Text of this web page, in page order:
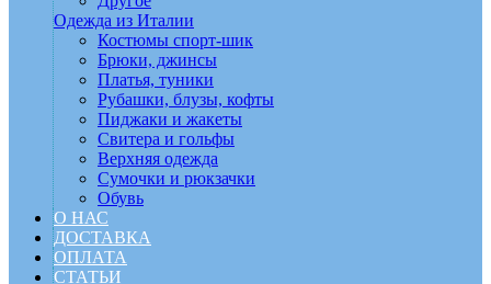
Одежда из Италии
Костюмы спорт-шик
Брюки, джинсы
Платья, туники
Рубашки, блузы, кофты
Пиджаки и жакеты
Свитера и гольфы
Верхняя одежда
Сумочки и рюкзачки
Обувь
О НАС
ДОСТАВКА
ОПЛАТА
СТАТЬИ